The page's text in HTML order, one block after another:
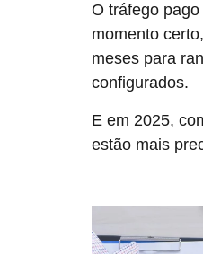
O tráfego
momento
meses para
configurados.
E em 2025,
estão mais